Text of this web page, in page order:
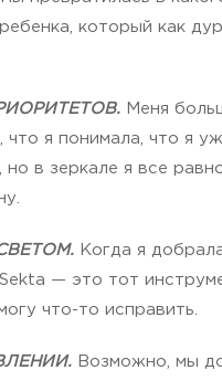
который как
Меня
что я понимала, что я
но в зеркале я все
Когда я
Sekta — это тот
что-то исправить.
Возможно, мы